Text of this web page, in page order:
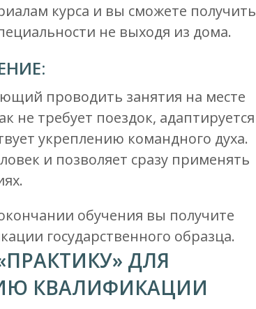
курса и вы сможете получить
не выходя из дома.
проводить занятия на месте
не требует поездок, адаптируется
укреплению командного духа.
и позволяет сразу применять
обучения вы получите
государственного образца.
ДЛЯ
КВАЛИФИКАЦИИ